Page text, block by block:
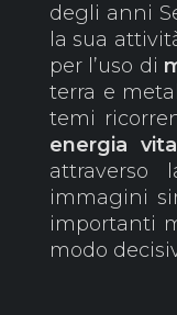
degli anni
la sua
per l’uso di
terra e
temi
energia
attraverso
immagini
importanti
modo